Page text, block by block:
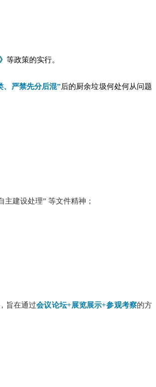
等政策的实行。
、严禁先分后混”后的厨余垃圾何处何从问题
建设处理” 等文件精神；
旨在通过会议论坛+展览展示+参观考察的方